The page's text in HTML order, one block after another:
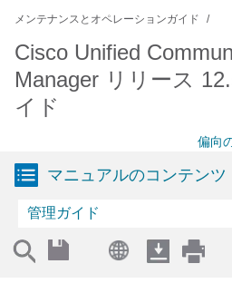
メンテナンスとオペレーションガイド
Cisco Unified
Manager リリース
イド
偏向
マニュアルのコンテンツ
管理ガイド